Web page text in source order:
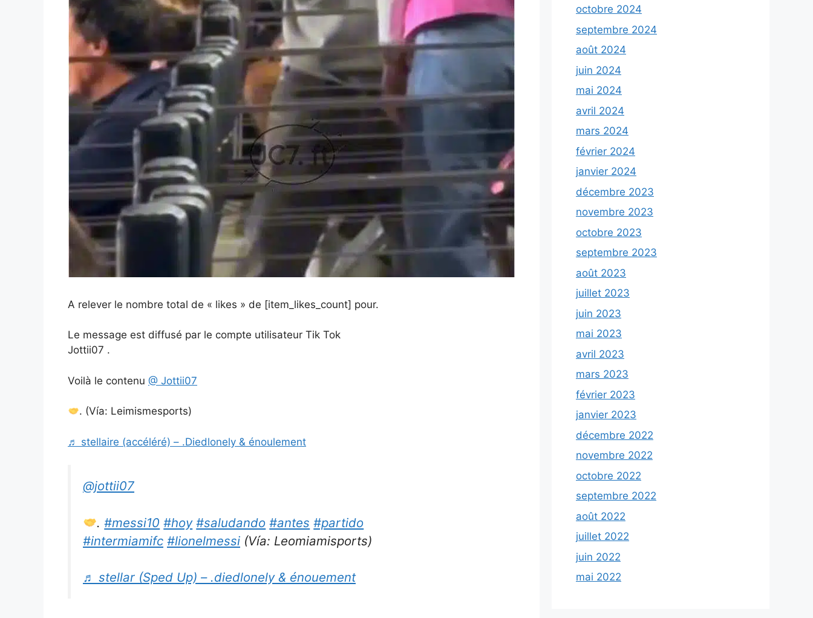
A relever le nombre total de « likes » de [item_likes_count] pour.
Le message est diffusé par le compte utilisateur Tik Tok
Jottii07 .
Voilà le contenu @ Jottii07
. (Vía: Leimismesports)
♬ stellaire (accéléré) – .Diedlonely & énoulement
@jottii07
.#messi10 #hoy #saludando #antes #partido
#intermiamifc #lionelmessi (Vía: Leomiamisports)
♬ stellar (Sped Up) – .diedlonely & énouement
octobre 2024
septembre 2024
août 2024
juin 2024
mai 2024
avril 2024
mars 2024
février 2024
janvier 2024
décembre 2023
novembre 2023
octobre 2023
septembre 2023
août 2023
juillet 2023
juin 2023
mai 2023
avril 2023
mars 2023
février 2023
janvier 2023
décembre 2022
novembre 2022
octobre 2022
septembre 2022
août 2022
juillet 2022
juin 2022
mai 2022